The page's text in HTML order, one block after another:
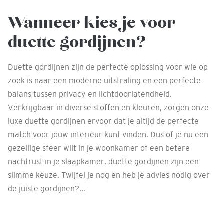
Wanneer kies je voor
duette gordijnen?
Duette gordijnen zijn de perfecte oplossing voor wie op
zoek is naar een moderne uitstraling en een perfecte
balans tussen privacy en lichtdoorlatendheid.
Verkrijgbaar in diverse stoffen en kleuren, zorgen onze
luxe duette gordijnen ervoor dat je altijd de perfecte
match voor jouw interieur kunt vinden. Dus of je nu een
gezellige sfeer wilt in je woonkamer of een betere
nachtrust in je slaapkamer, duette gordijnen zijn een
slimme keuze. Twijfel je nog en heb je advies nodig over
de juiste gordijnen?...